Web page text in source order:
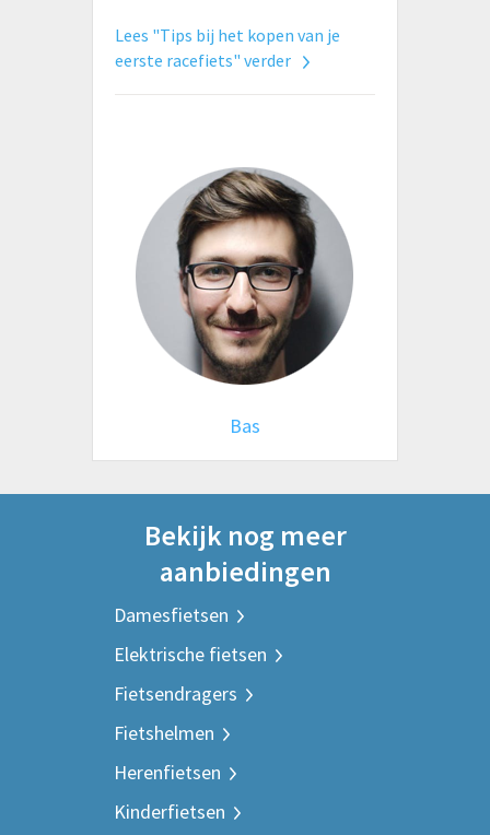
Lees "Tips bij het kopen van je
eerste racefiets" verder
Bas
Bekijk nog meer
aanbiedingen
Damesfietsen
Elektrische fietsen
Fietsendragers
Fietshelmen
Herenfietsen
Kinderfietsen